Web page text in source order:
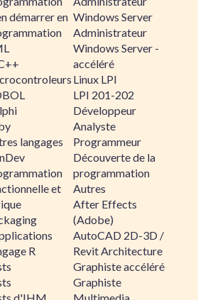
démarrer en
langages
et
R
Windows Server
Administrateur
Windows Server -
accéléré
Linux LPI
LPI 201-202
Développeur
Analyste
Programmeur
Découverte de la
programmation
Autres
After Effects
(Adobe)
AutoCAD 2D-3D /
Revit Architecture
Graphiste accéléré
Graphiste